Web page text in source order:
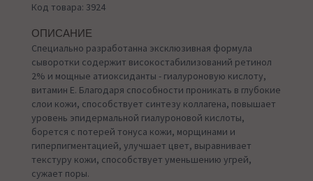
Код товара: 3924
ОПИСАНИЕ
Специально разработанна эксклюзивная формула
сыворотки содержит високостабилизований ретинол
2% и мощные атиоксиданты - гиалуроновую кислоту,
витамин Е. Благодаря способности проникать в глубокие
слои кожи, способствует синтезу коллагена, повышает
уровень эпидермальной гиалуроновой кислоты,
борется с потерей тонуса кожи, морщинами и
гиперпигментацией, улучшает цвет, выравнивает
текстуру кожи, способствует уменьшению угрей,
сужает поры.